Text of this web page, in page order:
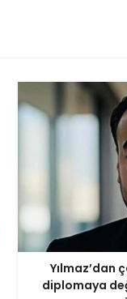
Yılmaz’dan
diplomaya